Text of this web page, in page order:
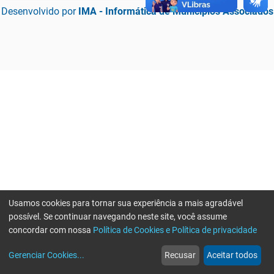
Desenvolvido por IMA - Informática de Municípios Associados
web
Notícias
more_horiz
Mais
Usamos cookies para tornar sua experiência a mais agradável
possível. Se continuar navegando neste site, você assume
concordar com nossa Política de Cookies e Política de privacidade
Gerenciar Cookies... Recusar Aceitar todos
Erro ao enviar informações, por favor tente novamente